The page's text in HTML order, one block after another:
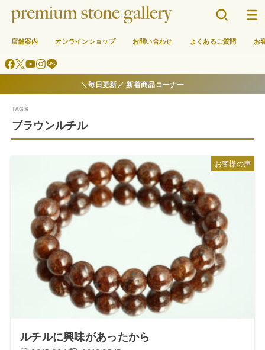
店舗案内 オンラインショップ お問い合わせ よくあるご質問 お
＼毎日更新／ 新着商品コーナー
ブラウンルチル
お客様の声
ルチルに興味があったから